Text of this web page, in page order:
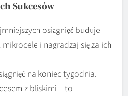
Sukcesów
osiągnięć buduje
mikrocele i nagradzaj się za ich
na koniec tygodnia.
z bliskimi – to